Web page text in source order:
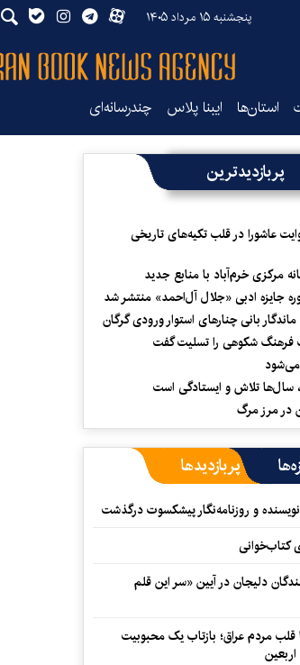
پنجشنبه ۱۵ مرداد ۱۴۰۵
استان‌ها ایبنا پلاس چندرسانه‌ای
پربازدیدترین
عاشورا در قلب تکیه‌های تاریخی
مرکزی خرم‌آباد با منابع جدید
جایزه ادبی «جلال آل‌احمد» منتشر شد
بانی چنارهای استوار ورودی گرگان
فرهنگ شکوهی را تسلیت گفت
سال‌ها تلاش و ایستادگی است
در مرز مرگ
پربازدیدها
نویسنده و روزنامه‌نگار پیشکسوت درگذشت
کتاب‌خوانی
۶ اثر نویسندگان دلیجان در آیین «سر این قلم
قلب مردم عراق؛ بازتاب یک محبوبیت